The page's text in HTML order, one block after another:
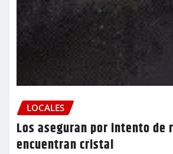
LOCALES
Los aseguran por intento de
encuentran cristal